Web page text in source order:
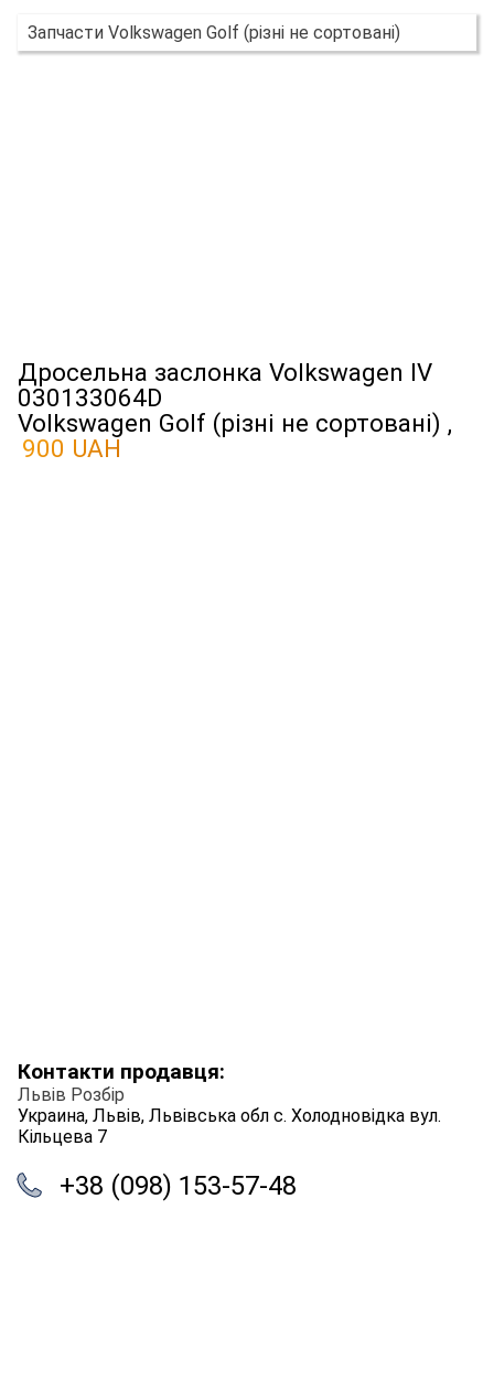
Запчасти Volkswagen Golf (різні не сортовані)
Дросельна заслонка Volkswagen IV
030133064D
Volkswagen Golf (різні не сортовані) ,
900 UAH
Контакти продавця:
Львів Розбір
Украина, Львів, Львівська обл с. Холодновідка вул.
Кільцева 7
+38 (098) 153-57-48